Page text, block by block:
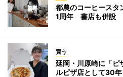
都農のコーヒースタ
1周年 書店も併設
買う
延岡・川原崎に「
ルピザ店として30年